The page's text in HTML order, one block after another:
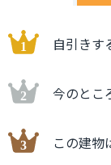
自引きす
今のとこ
この建物